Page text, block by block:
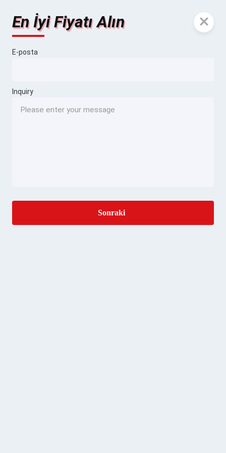
En İyi Fiyatı Alın
E-posta
Inquiry
Sonraki